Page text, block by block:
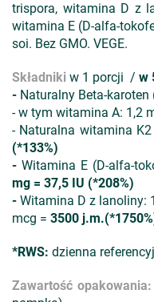
trispora, witamina D z
witamina E (D-alfa-
soi. Bez GMO. VEGE.
Składniki w 1 porcji / w
- Naturalny Beta-
- w tym witamina A: 1,2
- Naturalna witamina
(*133%)
-Witamina E (D-alfa-
mg = 37,5 IU (*208%)
- Witamina D z lanoliny:
mcg = 3500
*RWS: dzienna
Zawartość opakowania: